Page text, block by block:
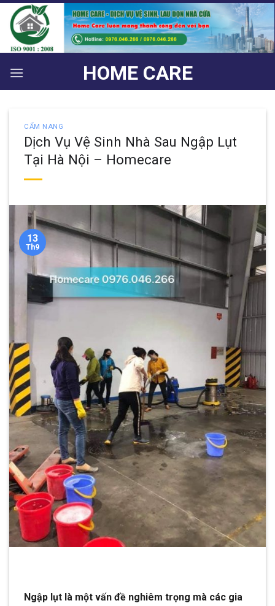
Bỏ
qua
nội
dung
HOME CARE
CẨM NANG
Dịch Vụ Vệ Sinh Nhà Sau Ngập Lụt
Tại Hà Nội – Homecare
13
Th9
Ngập lụt là một vấn đề nghiêm trọng mà các gia